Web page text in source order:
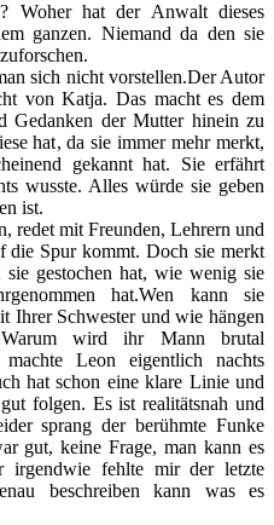
Woher hat der Anwalt dieses
ganzen. Niemand da den sie
sich nicht vorstellen.Der Autor
von Katja. Das macht es dem
Gedanken der Mutter hinein zu
hat, da sie immer mehr merkt,
gekannt hat. Sie erfährt
wusste. Alles würde sie geben
ist.
redet mit Freunden, Lehrern und
die Spur kommt. Doch sie merkt
sie gestochen hat, wie wenig sie
hat.Wen kann sie
Ihrer Schwester und wie hängen
wird ihr Mann brutal
machte Leon eigentlich nachts
hat schon eine klare Linie und
folgen. Es ist realitätsnah und
sprang der berühmte Funke
gut, keine Frage, man kann es
irgendwie fehlte mir der letzte
beschreiben kann was es